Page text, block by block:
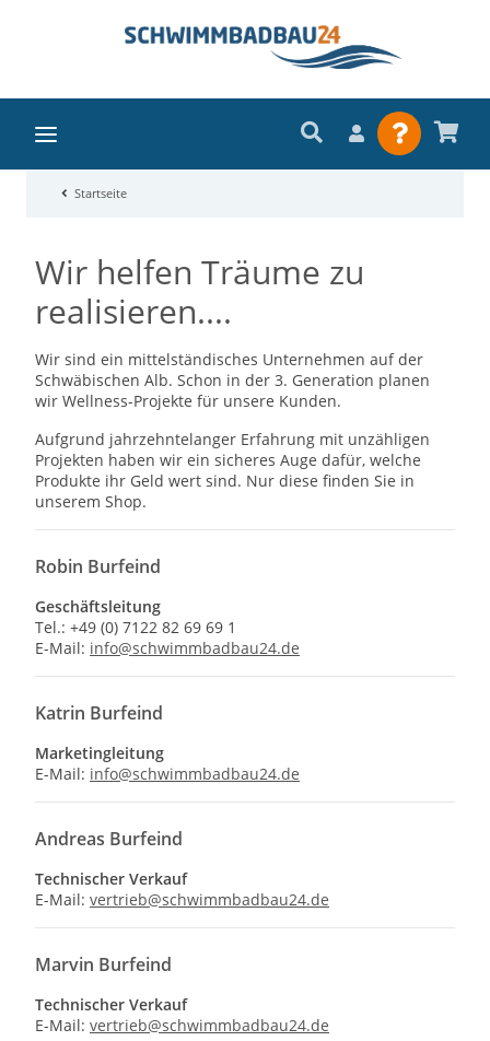
Startseite
Wir helfen Träume zu
realisieren....
Wir sind ein mittelständisches Unternehmen auf der
Schwäbischen Alb. Schon in der 3. Generation planen
wir Wellness-Projekte für unsere Kunden.
Aufgrund jahrzehntelanger Erfahrung mit unzähligen
Projekten haben wir ein sicheres Auge dafür, welche
Produkte ihr Geld wert sind. Nur diese finden Sie in
unserem Shop.
Robin Burfeind
Geschäftsleitung
Tel.: +49 (0) 7122 82 69 69 1
E-Mail: info@schwimmbadbau24.de
Katrin Burfeind
Marketingleitung
E-Mail: info@schwimmbadbau24.de
Andreas Burfeind
Technischer Verkauf
E-Mail: vertrieb@schwimmbadbau24.de
Marvin Burfeind
Technischer Verkauf
E-Mail: vertrieb@schwimmbadbau24.de